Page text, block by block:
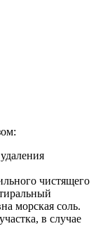
чистящего
морская соль.
в случае